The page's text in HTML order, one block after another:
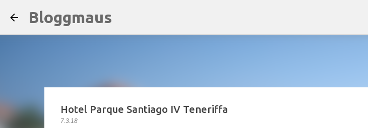
Bloggmaus
Hotel Parque Santiago IV Teneriffa
7.3.18